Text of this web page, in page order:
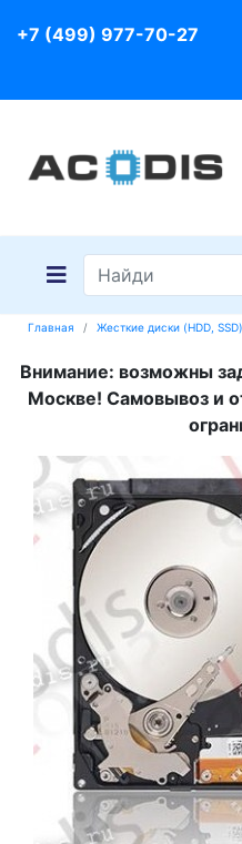
+7 (499) 977-70-27
Главная Жесткие диски (HDD, SSD)
Внимание: возможны
Москве! Самовывоз и